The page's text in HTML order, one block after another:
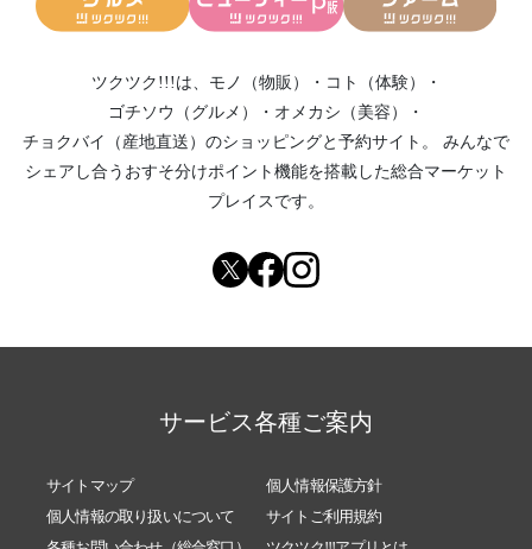
ツクツク!!!は、 モノ（物販） ・ コト（体験）
・
ゴチソウ（グルメ）
・ オメカシ（美容）
・
チョクバイ（産地直送） のショッピングと予約サイト。
みんなで
シェアし合う おすそ分けポイント機能を搭載した総合マーケット
プレイスです。
サービス各種ご案内
サイトマップ
個人情報保護方針
個人情報の取り扱いについて
サイトご利用規約